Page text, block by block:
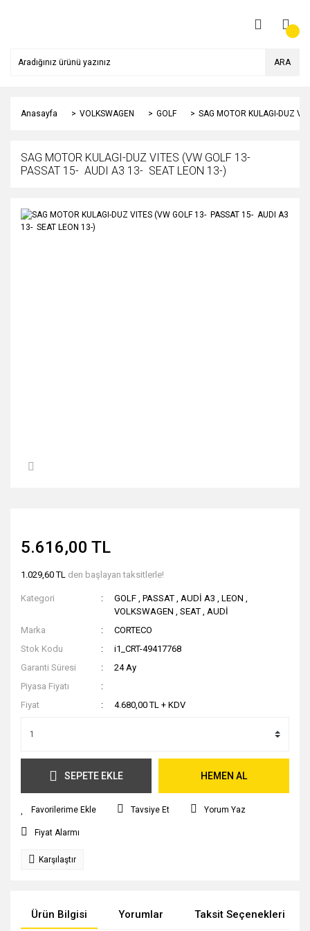
ARA
Anasayfa VOLKSWAGEN GOLF SAG MOTOR KULAGI-DUZ
SAG MOTOR KULAGI-DUZ VITES (VW GOLF 13-
PASSAT 15- AUDI A3 13- SEAT LEON 13-)
5.616,00 TL
1.029,60 TL den başlayan taksitlerle!
Kategori GOLF ,PASSAT ,AUDİ A3 ,LEON,
VOLKSWAGEN ,SEAT ,AUDİ
Marka
CORTECO
Stok Kodu
i1_CRT-49417768
Garanti Süresi
24 Ay
Piyasa Fiyatı
Fiyat
4.680,00 TL + KDV
SEPETE EKLE HEMEN AL
Tavsiye Et Yorum Yaz
Fiyat Alarmı
Karşılaştır
Ürün Bilgisi Yorumlar Taksit Seçenekleri